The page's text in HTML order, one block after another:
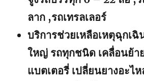
ลาก ,รถเทรลเลอร์
บริการช่วยเหลือเหตุฉุกเ
ใหญ่ รถทุกชนิด เคลื่อนย้า
แบตเตอรี่ เปลี่ยนยางอะไ